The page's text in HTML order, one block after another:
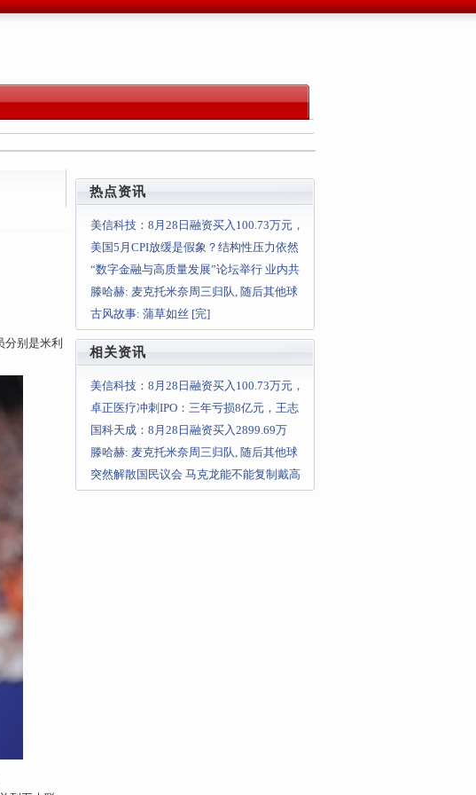
别是米利
热点资讯
美信科技：8月28日融资买入100.73万元，
融资融券余额397
美国5月CPI放缓是假象？结构性压力依然
存在，美联储今夏或持观望
“数字金融与高质量发展”论坛举行 业内共
论数字金融发展前景
滕哈赫: 麦克托米奈周三归队, 随后其他球
员将逐渐回归
古风故事: 蒲草如丝 [完]
相关资讯
美信科技：8月28日融资买入100.73万元，
融资融券余额397
卓正医疗冲刺IPO：三年亏损8亿元，王志
远为控股股东
国科天成：8月28日融资买入2899.69万
元，融资融券余额50
滕哈赫: 麦克托米奈周三归队, 随后其他球
员将逐渐回归
突然解散国民议会 马克龙能不能复制戴高